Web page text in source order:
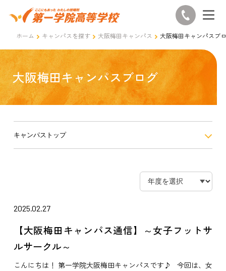
ホーム キャンパスを探す 大阪梅田キャンパス 大阪梅田キャンパスブ
大阪梅田キャンパスブログ
キャンパストップ
2025.02.27
【大阪梅田キャンパス通信】～女子フットサ
ルサークル～
こんにちは！ 第一学院大阪梅田キャンパスです♪ 今回は、女